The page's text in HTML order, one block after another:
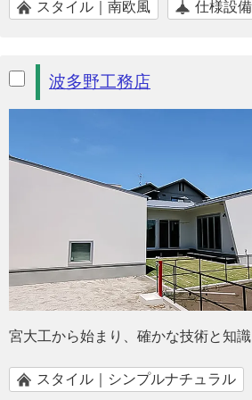
スタイル｜南欧風 仕様設
波多野工務店
宮大工から始まり、確かな技術と知
スタイル｜シンプルナチュラル